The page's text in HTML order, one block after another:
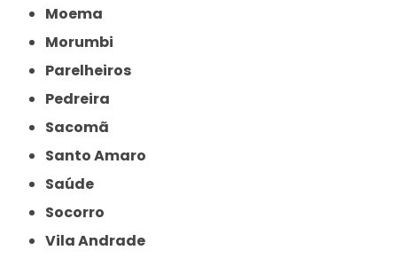
Moema
Morumbi
Parelheiros
Pedreira
Sacomã
Santo Amaro
Saúde
Socorro
Vila Andrade